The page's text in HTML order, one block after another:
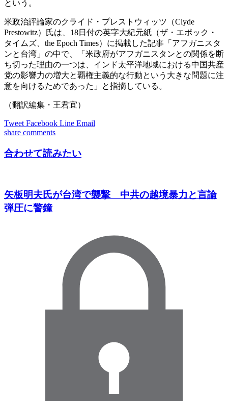
という。
米政治評論家のクライド・プレストウィッツ（Clyde
Prestowitz）氏は、18日付の英字大紀元紙（ザ・エポック・
タイムズ、the Epoch Times）に掲載した記事「アフガニスタ
ンと台湾」の中で、「米政府がアフガニスタンとの関係を断
ち切った理由の一つは、インド太平洋地域における中国共産
党の影響力の増大と覇権主義的な行動という大きな問題に注
意を向けるためであった」と指摘している。
（翻訳編集・王君宜）
Tweet Facebook Line Email
share comments
合わせて読みたい
矢板明夫氏が台湾で襲撃 中共の越境暴力と言論
弾圧に警鐘